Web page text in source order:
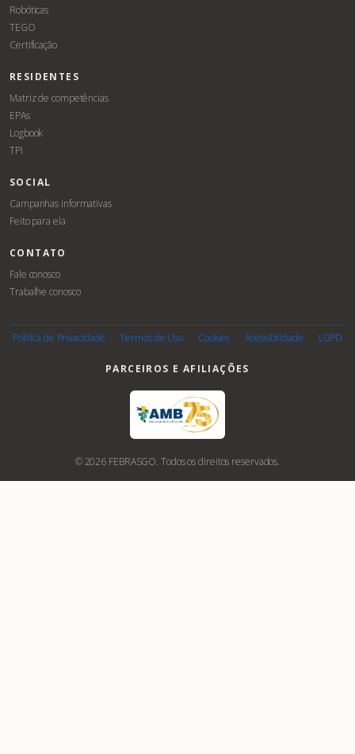
Robóticas
TEGO
Certificação
RESIDENTES
Matriz de competências
EPAs
Logbook
TPI
SOCIAL
Campanhas informativas
Feito para ela
CONTATO
Fale conosco
Trabalhe conosco
Política de Privacidade Termos de Uso Cookies Acessibilidade LGPD
PARCEIROS E AFILIAÇÕES
© 2026 FEBRASGO. Todos os direitos reservados.